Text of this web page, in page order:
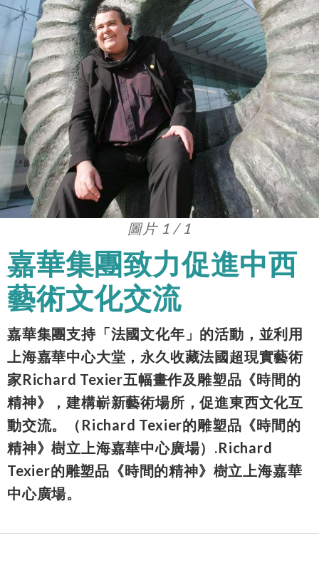
圖片 1 / 1
嘉華集團致力促進中西
藝術文化交流
嘉華集團支持「法國文化年」的活動，並利用
上海嘉華中心大堂，永久收藏法國超現實藝術
家Richard Texier五幅畫作及雕塑品《時間的
精神》，建構嶄新藝術場所，促進東西文化互
動交流。（Richard Texier的雕塑品《時間的
精神》樹立上海嘉華中心廣場）.Richard
Texier的雕塑品《時間的精神》樹立上海嘉華
中心廣場。